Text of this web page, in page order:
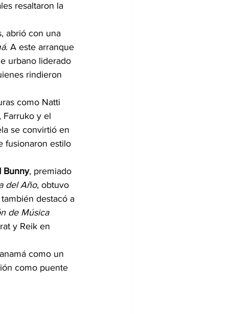
resaltaron la
abrió con una
. A este arranque
urbano liderado
rindieron
como Natti
Farruko y el
se convirtió en
fusionaron estilo
Bunny, premiado
del Año, obtuvo
destacó a
de Música
y Reik en
como un
como puente